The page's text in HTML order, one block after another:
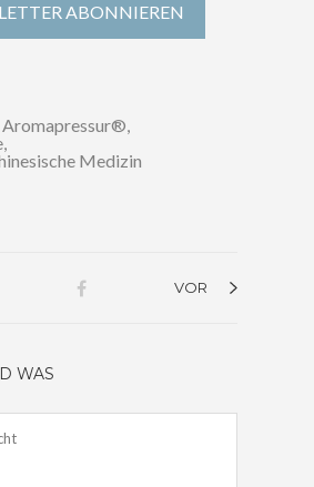
ABONNIEREN
Aromapressur®,
,
Medizin
VOR
WAS